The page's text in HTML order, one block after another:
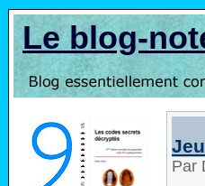
Le blog-
Par